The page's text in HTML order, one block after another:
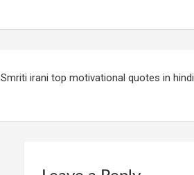
Smriti irani top motivational quotes in hindi